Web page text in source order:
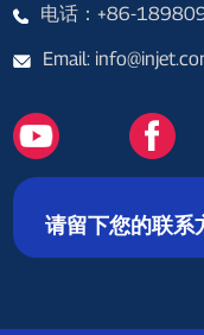
电话：+86-
Email:
请留下您的联系